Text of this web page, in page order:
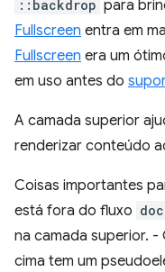
::backdrop para
Fullscreen entra em
Fullscreen era um
em uso antes do
A camada superior
renderizar conteúdo
Coisas importantes
está fora do fluxo
na camada superior. -
cima tem um